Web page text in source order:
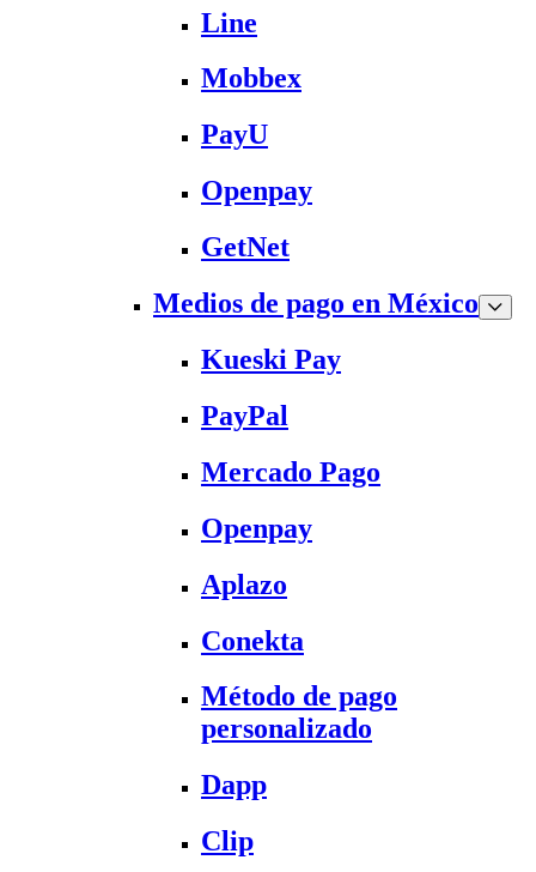
Line
Mobbex
PayU
Openpay
GetNet
Medios de pago en México
Kueski Pay
PayPal
Mercado Pago
Openpay
Aplazo
Conekta
Método de pago
personalizado
Dapp
Clip